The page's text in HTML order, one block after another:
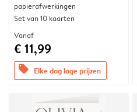
papierafwerkingen
Set van 10 kaarten
Vanaf
€ 11,99
offers Elke dag lage prijzen